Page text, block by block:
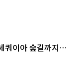
쿼이아 숲길까지…